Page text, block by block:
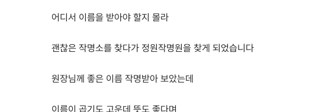
어디서 이름을 받아야 할지 몰라
괜찮은 작명소를 찾다가 정원작명원을 찾게 되었습니다
원장님께 좋은 이름 작명받아 보았는데
이름이 곱기도 고운데 뜻도 좋다며